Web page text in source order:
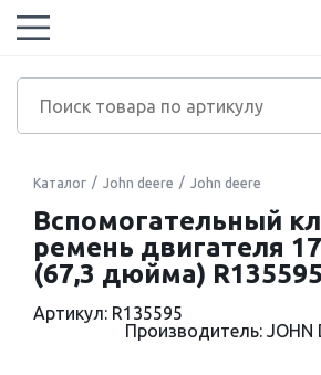
Каталог John deere John deere
Вспомогательный
ремень двигателя
(67,3 дюйма) R135595
Артикул: R135595
Производитель: JOHN